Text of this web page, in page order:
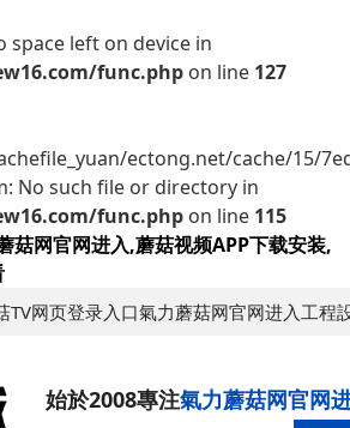
space left on device in
func.php on line 127
ectong.net/cache/15/
No such file or directory in
func.php on line 115
菇网官网进入,蘑菇视频APP下载安装,
TV网页登录入口氣力蘑菇网官网进入工程
始於2008專注氣力蘑菇网官网